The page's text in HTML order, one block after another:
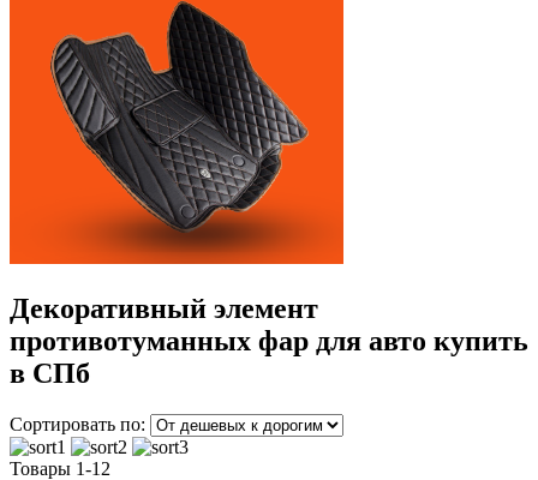
Декоративный элемент
противотуманных фар для авто купить
в СПб
Сортировать по:
Товары 1-12